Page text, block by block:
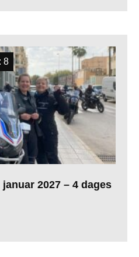
2027 – 4 dages
8